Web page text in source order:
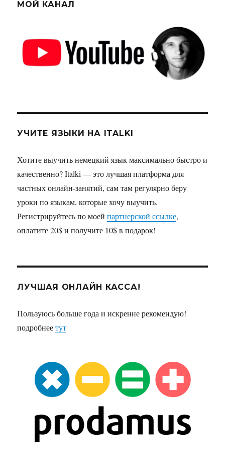
МОЙ КАНАЛ
УЧИТЕ ЯЗЫКИ НА ITALKI
Хотите выучить немецкий язык максимально быстро и
качественно? Italki — это лучшая платформа для
частных онлайн-занятий, сам там регулярно беру
уроки по языкам, которые хочу выучить.
Регистрируйтесь по моейпартнерской ссылке,
оплатите 20$ и получите 10$ в подарок!
ЛУЧШАЯ ОНЛАЙН КАССА!
Пользуюсь больше года и искренне рекомендую!
подробнеетут